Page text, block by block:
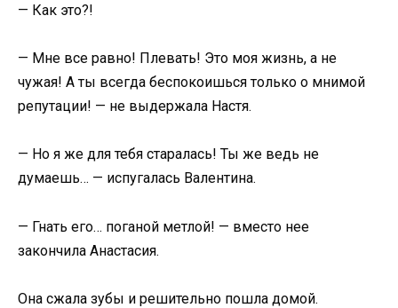
— Как это?!
— Мне все равно! Плевать! Это моя жизнь, а не
чужая! А ты всегда беспокоишься только о мнимой
репутации! — не выдержала Настя.
— Но я же для тебя старалась! Ты же ведь не
думаешь… — испугалась Валентина.
— Гнать его… поганой метлой! — вместо нее
закончила Анастасия.
Она сжала зубы и решительно пошла домой.